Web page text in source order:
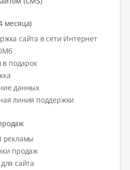
месяца)
сайта в сети Интернет
в подарок
данных
линия поддержки
рекламы
продаж
сайта